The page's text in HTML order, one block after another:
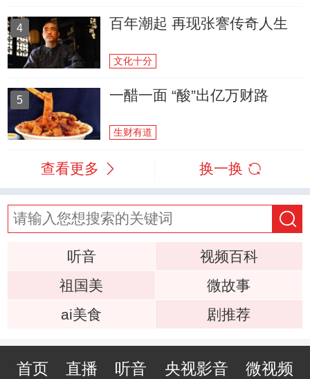
4 百年潮起 再现张謇传奇人生
文化十分
5 一醋一面 “酸”出亿万财路
生财有道
查看更多 换一换
听音
视频百科
祖国美
微故事
ai美食
剧推荐
首页 直播 听音 央视影音 微视频